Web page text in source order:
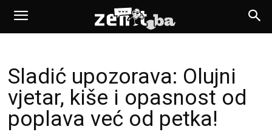
Sladić upozorava: Olujni
vjetar, kiše i opasnost od
poplava već od petka!